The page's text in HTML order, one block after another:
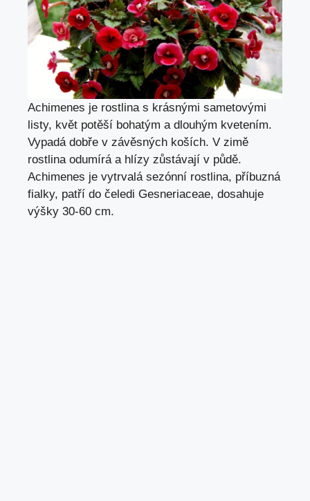
Achimenes je rostlina s krásnými sametovými
listy, květ potěší bohatým a dlouhým kvetením.
Vypadá dobře v závěsných koších. V zimě
rostlina odumírá a hlízy zůstávají v půdě.
Achimenes je vytrvalá sezónní rostlina, příbuzná
fialky, patří do čeledi Gesneriaceae, dosahuje
výšky 30-60 cm.